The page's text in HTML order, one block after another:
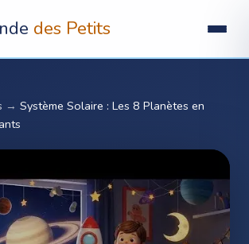
des Petits
→ Système Solaire : Les 8 Planètes en